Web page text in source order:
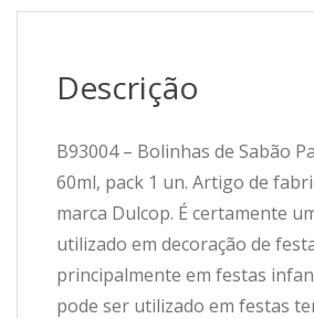
Descrição
B93004 – Bolinhas de Sabão
60ml, pack 1 un. Artigo de
marca Dulcop. É certamente
utilizado em decoração de
principalmente em festas
pode ser utilizado em festas